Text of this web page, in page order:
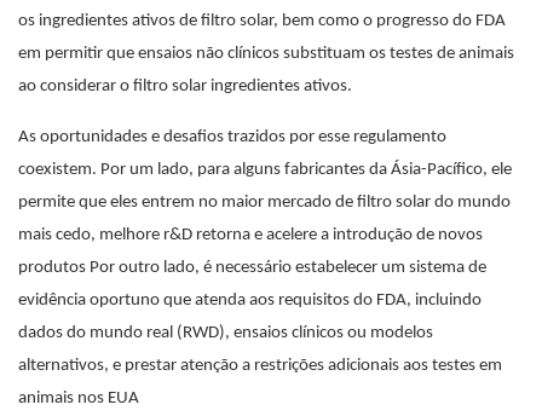
os ingredientes ativos de filtro solar, bem como o progresso do FDA
em permitir que ensaios não clínicos substituam os testes de animais
ao considerar o filtro solar ingredientes ativos.
As oportunidades e desafios trazidos por esse regulamento
coexistem. Por um lado, para alguns fabricantes da Ásia-Pacífico, ele
permite que eles entrem no maior mercado de filtro solar do mundo
mais cedo, melhore r&D retorna e acelere a introdução de novos
produtos Por outro lado, é necessário estabelecer um sistema de
evidência oportuno que atenda aos requisitos do FDA, incluindo
dados do mundo real (RWD), ensaios clínicos ou modelos
alternativos, e prestar atenção a restrições adicionais aos testes em
animais nos EUA